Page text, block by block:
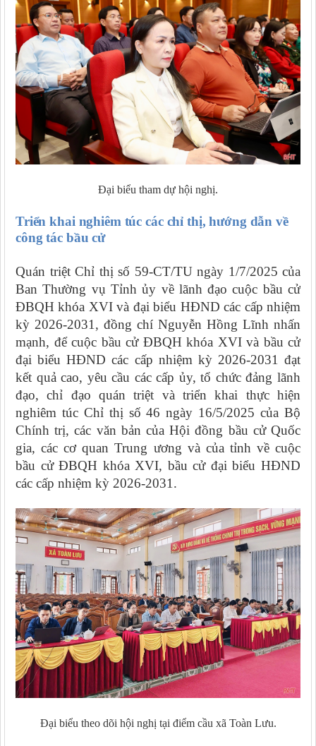
Đại biểu tham dự hội nghị.
Triển khai nghiêm túc các chỉ thị, hướng dẫn về
công tác bầu cử
Quán triệt Chỉ thị số 59-CT/TU ngày 1/7/2025 của
Ban Thường vụ Tỉnh ủy về lãnh đạo cuộc bầu cử
ĐBQH khóa XVI và đại biểu HĐND các cấp nhiệm
kỳ 2026-2031, đồng chí Nguyễn Hồng Lĩnh nhấn
mạnh, để cuộc bầu cử ĐBQH khóa XVI và bầu cử
đại biểu HĐND các cấp nhiệm kỳ 2026-2031 đạt
kết quả cao, yêu cầu các cấp ủy, tổ chức đảng lãnh
đạo, chỉ đạo quán triệt và triển khai thực hiện
nghiêm túc Chỉ thị số 46 ngày 16/5/2025 của Bộ
Chính trị, các văn bản của Hội đồng bầu cử Quốc
gia, các cơ quan Trung ương và của tỉnh về cuộc
bầu cử ĐBQH khóa XVI, bầu cử đại biểu HĐND
các cấp nhiệm kỳ 2026-2031.
Đại biểu theo dõi hội nghị tại điểm cầu xã Toàn Lưu.